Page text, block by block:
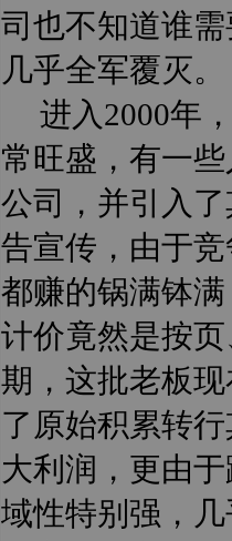
司也不知道谁
几乎全军覆灭。
进入2000年
常旺盛，有一
公司，并引入
告宣传，由于
都赚的锅满钵
计价竟然是按
期，这批老板
了原始积累转
大利润，更由
域性特别强，